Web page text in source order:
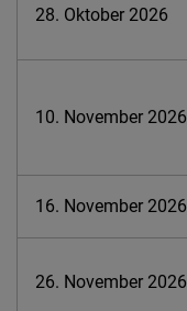
28. Oktober 2026
10. November 2026
16. November 2026
26. November 2026